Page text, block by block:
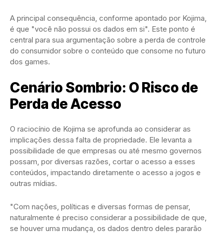
A principal consequência, conforme apontado por Kojima,
é que "você não possui os dados em si". Este ponto é
central para sua argumentação sobre a perda de controle
do consumidor sobre o conteúdo que consome no futuro
dos games.
Cenário Sombrio: O Risco de
Perda de Acesso
O raciocínio de Kojima se aprofunda ao considerar as
implicações dessa falta de propriedade. Ele levanta a
possibilidade de que empresas ou até mesmo governos
possam, por diversas razões, cortar o acesso a esses
conteúdos, impactando diretamente o acesso a jogos e
outras mídias.
"Com nações, políticas e diversas formas de pensar,
naturalmente é preciso considerar a possibilidade de que,
se houver uma mudança, os dados dentro deles pararão